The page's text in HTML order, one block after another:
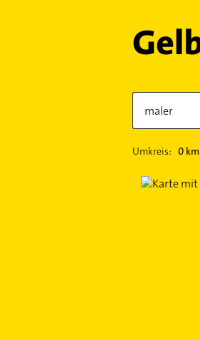
Umkreis: 0km